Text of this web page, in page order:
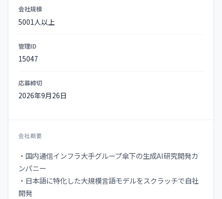
会社規模
5001人以上
管理ID
15047
応募締切
2026年9月26日
会社概要
・国内通信インフラ大手グループ傘下の生成AI研究開発カ
ンパニー
・日本語に特化した大規模言語モデルをスクラッチで自社
開発